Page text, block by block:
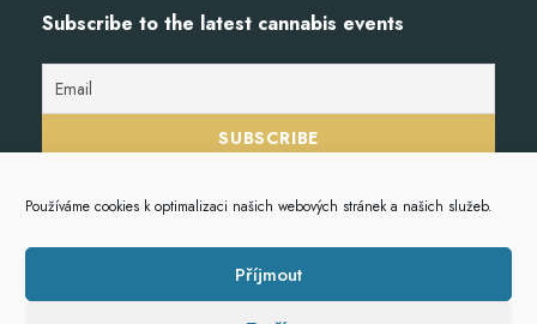
Používáme cookies k optimalizaci našich webových stránek a našich služeb.
Příjmout
Subscribe to the latest cannabis events